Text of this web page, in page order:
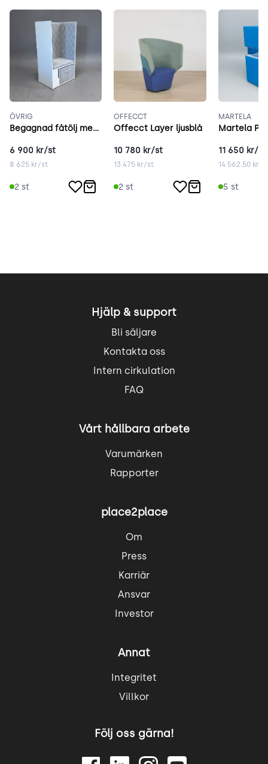
ÖVRIG
Begagnad fåtölj med hög rygg grå
6 900 kr/st
8 625 kr/st
2 st
OFFECCT
Offecct Layer ljusblå
10 780 kr/st
13 475 kr/st
2 st
MARTELA
Martela
11 650 kr/st
14 562.50kr/
5 st
Hjälp & support
Bli säljare
Kontakta oss
Intern cirkulation
FAQ
Vårt hållbara arbete
Varumärken
Rapporter
place2place
Om
Press
Karriär
Ansvar
Investor
Annat
Integritet
Villkor
Följ oss gärna!